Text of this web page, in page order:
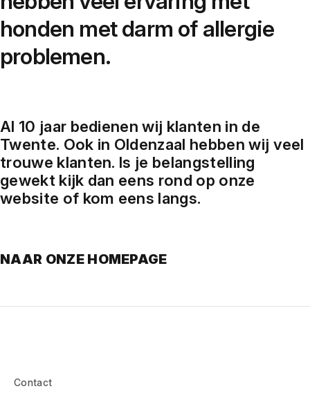
honden met darm of allergie
problemen.
Al 10 jaar bedienen wij klanten in de
Twente. Ook in Oldenzaal hebben wij veel
trouwe klanten. Is je belangstelling
gewekt kijk dan eens rond op onze
website of kom eens langs.
NAAR ONZE HOMEPAGE
Contact